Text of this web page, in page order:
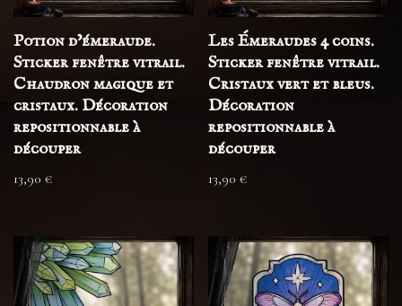
Potion d’émeraude.
Sticker fenêtre vitrail.
Chaudron magique et
cristaux. Décoration
repositionnable à
découper
13,90 €
Les Émeraudes 4 coins.
Sticker fenêtre vitrail.
Cristaux vert et bleus.
Décoration
repositionnable à
découper
13,90€